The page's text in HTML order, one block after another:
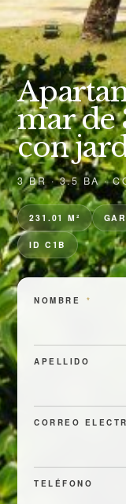
mar de
con
3 BR · 3.5 BA ·
231.01 M²
ID C1B
NOMBRE *
APELLIDO
CORREO
TELÉFONO